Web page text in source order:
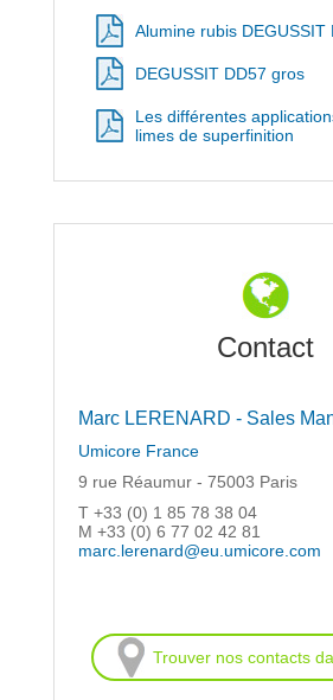
Alumine rubis DEGUSSIT
DEGUSSIT DD57 gros
Les différentes
limes de superfinition
Contact
Marc LERENARD - Sales
Umicore France
9 rue Réaumur - 75003 Paris
T +33 (0) 1 85 78 38 04
M +33 (0) 6 77 02 42 81
marc.lerenard@eu.umicore.com
Trouver nos contacts